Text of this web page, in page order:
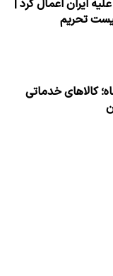
ایران اعمال کرد |
کالاهای خدماتی